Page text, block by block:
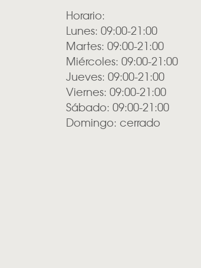
Horario:
Lunes: 09:00-21:00
Martes: 09:00-21:00
Miércoles: 09:00-21:00
Jueves: 09:00-21:00
Viernes: 09:00-21:00
Sábado: 09:00-21:00
Domingo: cerrado